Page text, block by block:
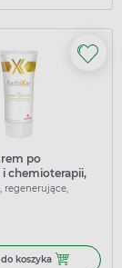
PP+, krem kojący
po
i chemioterapii,
regenerujące,
koszyka Dodaj do